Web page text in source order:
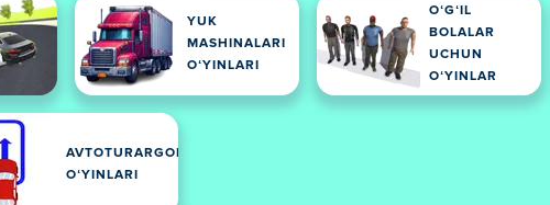
YUK
MASHINALARI
OʻYINLARI
OʻGʻIL
BOLALAR
UCHUN
OʻYINLAR
AVTOTURARGOH
OʻYINLARI